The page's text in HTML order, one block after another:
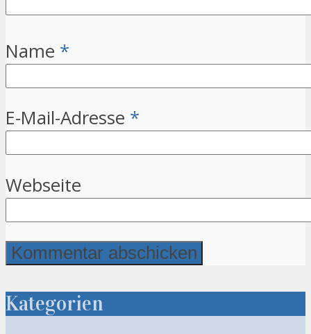
Name *
E-Mail-Adresse *
Webseite
Kategorien